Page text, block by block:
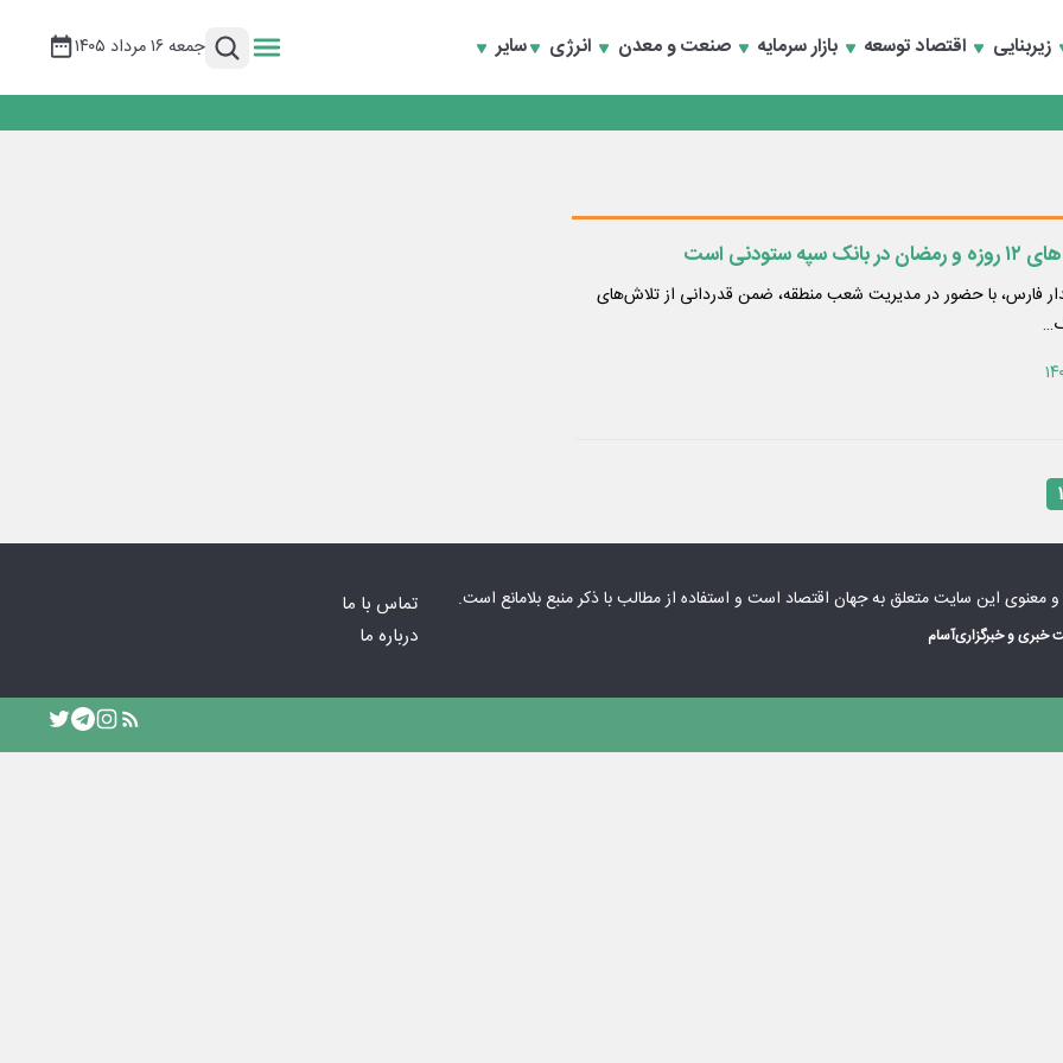
زیربنایی اقتصاد توسعه بازار سرمایه صنعت و معدن انرژی سایر جمعه ۱۶ مرداد ۱۴۰۵
است
فارس، با حضور در مدیریت شعب منطقه، ضمن قدردانی از تلاش‌های
۱
معنوی این سایت متعلق بهجهان اقتصاد است و استفاده از مطالب با ذکر منبع بلامانع است.
خبری و خبرگزاریآسام
تماس با ما
درباره ما